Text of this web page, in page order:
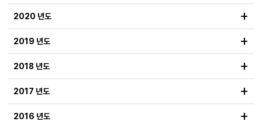
2020 년도 +
2019 년도 +
2018 년도 +
2017 년도 +
2016 년도 +